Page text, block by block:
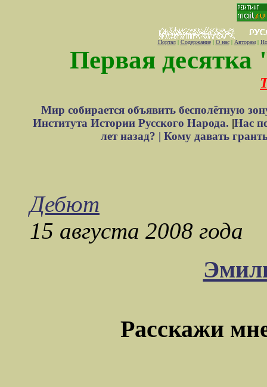
Портал| Содержание| О нас| Авторам|
Первая десятка
Мир собирается объявить бесполётную
Института Истории Русского Народа. |Нас
лет назад? | Кому давать
Дебют
15 августа 2008 года
Расскажи